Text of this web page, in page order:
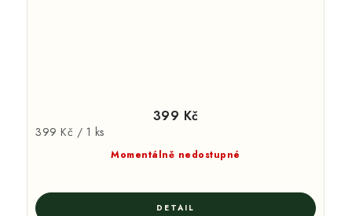
Momentálně nedostupné
399 Kč
Měrná
399 Kč / 1 ks